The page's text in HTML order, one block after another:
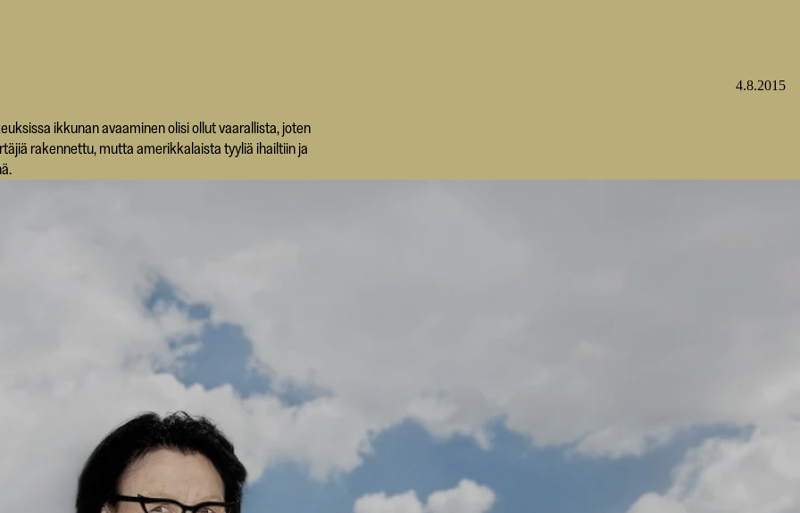
4.8.2015
ikkunan avaaminen olisi ollut vaarallista, joten
rakennettu, mutta amerikkalaista tyyliä ihailtiin ja